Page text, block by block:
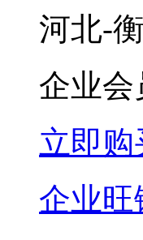
河北-
企业会
立即购
企业旺